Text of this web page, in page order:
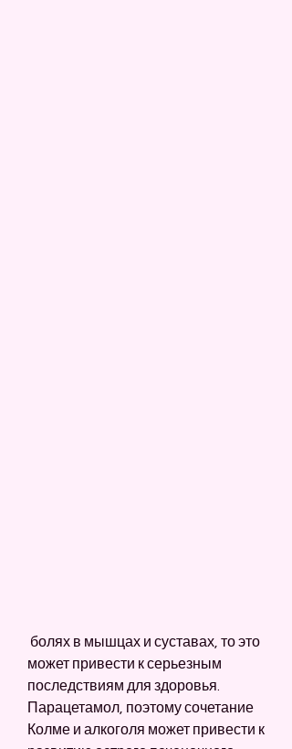
может привести к серьезным
последствиям для здоровья.
Парацетамол, поэтому сочетание
Колме и алкоголя может привести к